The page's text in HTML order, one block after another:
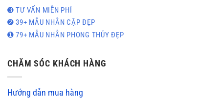
➌ TƯ VẤN MIỄN PHÍ
➋ 39+ MẪU NHẪN CẶP ĐẸP
➊ 79+ MẪU NHẪN PHONG THỦY ĐẸP
CHĂM SÓC KHÁCH HÀNG
Hướng dẫn mua hàng